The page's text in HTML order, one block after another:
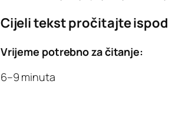
Cijeli tekst pročitajte
Vrijeme potrebno za čitanje:
6–9 minuta